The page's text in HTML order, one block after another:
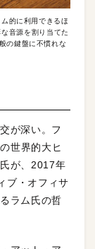
的に利用できるほ
音源を割り当てた
の鍵盤に不慣れな
が深い。フ
世界的大ヒ
が、2017年
ブ・オフィサ
ラム氏の哲